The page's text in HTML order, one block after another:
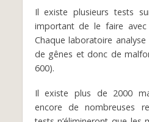
Il existe plusieurs tests
important de le faire
Chaque laboratoire
de gênes et donc de
600).
Il existe plus de 2000
encore de nombreuses